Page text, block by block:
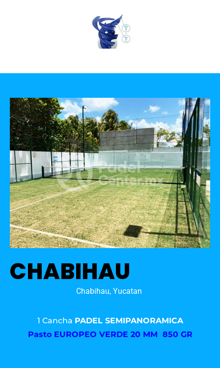
CHABIHAU
Chabihau, Yucatan
1 Cancha PADEL SEMIPANORAMICA
Pasto EUROPEO VERDE 20 MM 850 GR